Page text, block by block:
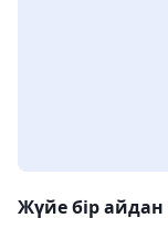
Жүйе бір айдан